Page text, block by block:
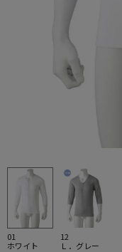
01
ホワイト
12
Ｌ．グレー